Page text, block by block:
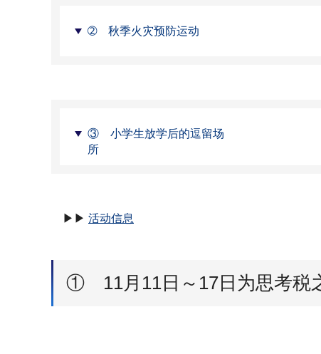
➁ 秋季火灾预防运动
③ 小学生放学后的逗留场
所
▶▶ 活动信息
① 11月11日～17日为思考税